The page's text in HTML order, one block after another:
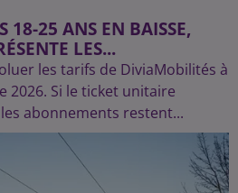
18-25 ANS EN BAISSE,
LES...
les tarifs de DiviaMobilités à
Si le ticket unitaire
abonnements restent...